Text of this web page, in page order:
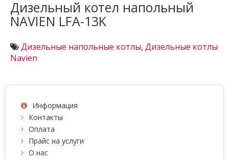
Дизельный котел напольный
NAVIEN LFA-13K
Дизельные напольные котлы, Дизельные котлы
Navien
Информация
Контакты
Оплата
Прайс на услуги
О нас